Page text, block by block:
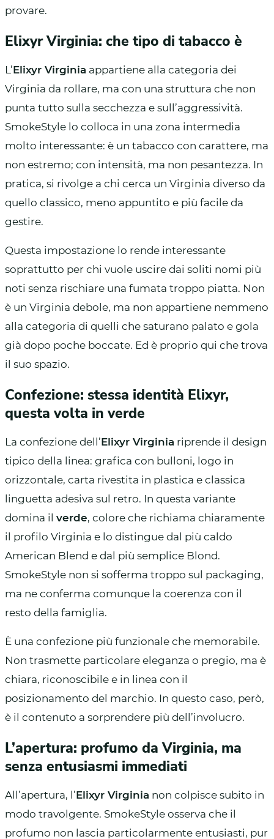
provare.
Elixyr Virginia: che tipo di tabacco è
L’Elixyr Virginia appartiene alla categoria dei
Virginia da rollare, ma con una struttura che non
punta tutto sulla secchezza e sull’aggressività.
SmokeStyle lo colloca in una zona intermedia
molto interessante: è un tabacco con carattere, ma
non estremo; con intensità, ma non pesantezza. In
pratica, si rivolge a chi cerca un Virginia diverso da
quello classico, meno appuntito e più facile da
gestire.
Questa impostazione lo rende interessante
soprattutto per chi vuole uscire dai soliti nomi più
noti senza rischiare una fumata troppo piatta. Non
è un Virginia debole, ma non appartiene nemmeno
alla categoria di quelli che saturano palato e gola
già dopo poche boccate. Ed è proprio qui che trova
il suo spazio.
Confezione: stessa identità Elixyr,
questa volta in verde
La confezione dell’Elixyr Virginia riprende il design
tipico della linea: grafica con bulloni, logo in
orizzontale, carta rivestita in plastica e classica
linguetta adesiva sul retro. In questa variante
domina il verde, colore che richiama chiaramente
il profilo Virginia e lo distingue dal più caldo
American Blend e dal più semplice Blond.
SmokeStyle non si sofferma troppo sul packaging,
ma ne conferma comunque la coerenza con il
resto della famiglia.
È una confezione più funzionale che memorabile.
Non trasmette particolare eleganza o pregio, ma è
chiara, riconoscibile e in linea con il
posizionamento del marchio. In questo caso, però,
è il contenuto a sorprendere più dell’involucro.
L’apertura: profumo da Virginia, ma
senza entusiasmi immediati
All’apertura, l’Elixyr Virginia non colpisce subito in
modo travolgente. SmokeStyle osserva che il
profumo non lascia particolarmente entusiasti, pur